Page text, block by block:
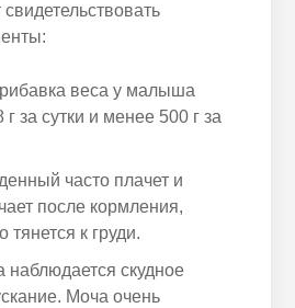
веса у малыша
за сутки и менее 500 г за
часто плачет и
после кормления,
тянется к груди.
наблюдается скудное
Моча очень